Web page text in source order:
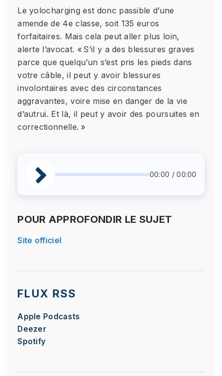
Le yolocharging est donc passible d’une
amende de 4e classe, soit 135 euros
forfaitaires. Mais cela peut aller plus loin,
alerte l’avocat. « S’il y a des blessures graves
parce que quelqu’un s’est pris les pieds dans
votre câble, il peut y avoir blessures
involontaires avec des circonstances
aggravantes, voire mise en danger de la vie
d’autrui. Et là, il peut y avoir des poursuites en
correctionnelle. »
00:00 / 00:00
POUR APPROFONDIR LE SUJET
Site officiel
FLUX RSS
Apple Podcasts
Deezer
Spotify